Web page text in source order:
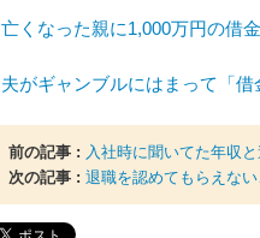
亡くなった親に1,000万円の借
夫がギャンブルにはまって「
前の記事 : 入社時に聞いてた年収
次の記事 : 退職を認めてもらえな